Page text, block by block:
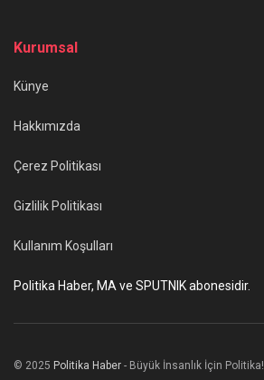
Kurumsal
Künye
Hakkımızda
Çerez Politikası
Gizlilik Politikası
Kullanım Koşulları
Politika Haber, MA ve SPUTNIK abonesidir.
© 2025 Politika Haber - Büyük İnsanlık İçin Politika!